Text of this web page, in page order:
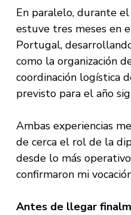
En paralelo, durante
estuve tres meses en
Portugal,
como la organización
coordinación logística
previsto para el año
Ambas experiencias
de cerca el rol de la
desde lo más
confirmaron mi
Antes de llegar